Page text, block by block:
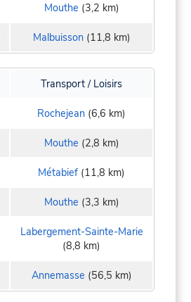
Mouthe (3,2 km)
Malbuisson(11,8 km)
Transport / Loisirs
Rochejean (6,6 km)
Mouthe (2,8 km)
Métabief (11,8 km)
Mouthe (3,3 km)
Labergement-Sainte-Marie
(8,8 km)
Annemasse (56,5 km)